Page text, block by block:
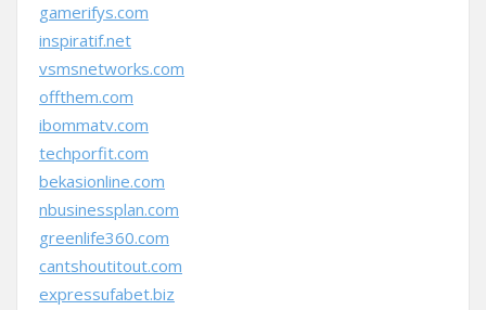
gamerifys.com
inspiratif.net
vsmsnetworks.com
offthem.com
ibommatv.com
techporfit.com
bekasionline.com
nbusinessplan.com
greenlife360.com
cantshoutitout.com
expressufabet.biz